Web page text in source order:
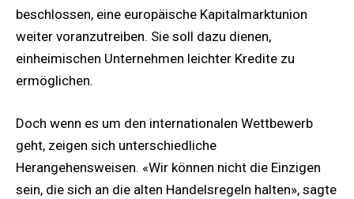
beschlossen, eine europäische Kapitalmarktunion
weiter voranzutreiben. Sie soll dazu dienen,
einheimischen Unternehmen leichter Kredite zu
ermöglichen.
Doch wenn es um den internationalen Wettbewerb
geht, zeigen sich unterschiedliche
Herangehensweisen. «Wir können nicht die Einzigen
sein, die sich an die alten Handelsregeln halten», sagte